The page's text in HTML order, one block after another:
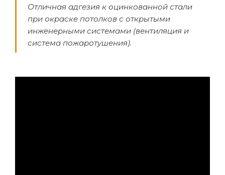
Отличная адгезия к оцинкованной стали
при окраске потолков с открытыми
инженерными системами (вентиляция и
система пожаротушения).